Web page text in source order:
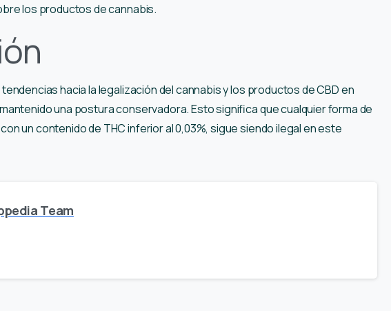
los productos de cannabis.
hacia la legalización del cannabis y los productos de CBD en
una postura conservadora. Esto significa que cualquier forma de
un contenido de THC inferior al 0,03%, sigue siendo ilegal en este
Team